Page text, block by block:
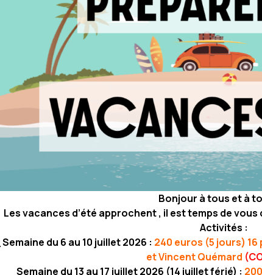
Bonjour à tous et à
Les vacances d’été approchent , il est temps de
Activités :
_ Semaine du 6 au 10 juillet 2026 : 240 euros (5 jours)
et Vincent Quémard
_ Semaine du 13 au 17 juillet 2026 (14 juillet férié) :